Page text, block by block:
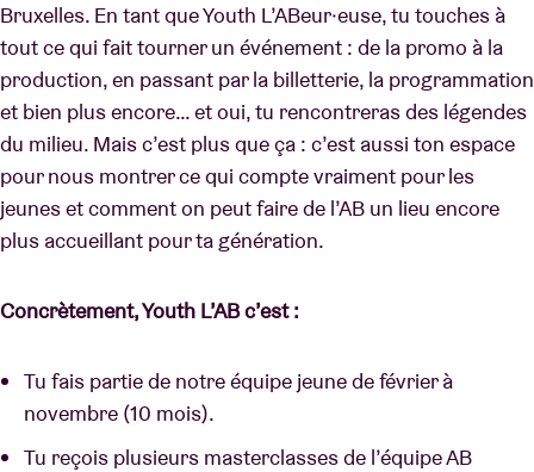
Bruxelles. En tant que Youth L’ABeur·euse, tu touches à
tout ce qui fait tourner un événement : de la promo à la
production, en passant par la billetterie, la programmation
et bien plus encore… et oui, tu rencontreras des légendes
du milieu. Mais c’est plus que ça : c’est aussi ton espace
pour nous montrer ce qui compte vraiment pour les
jeunes et comment on peut faire de l’AB un lieu encore
plus accueillant pour ta génération.
Concrètement, Youth L’AB c’est :
Tu fais partie de notre équipe jeune de février à
novembre (10 mois).
Tu reçois plusieurs masterclasses de l’équipe AB